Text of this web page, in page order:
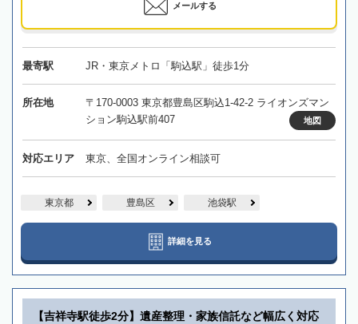
メールする
最寄駅 JR・東京メトロ「駒込駅」徒歩1分
所在地
〒170-0003 東京都豊島区駒込1-42-2 ライオンズマン
ション駒込駅前407
地図
対応エリア 東京、全国オンライン相談可
東京都 豊島区 池袋駅
詳細を見る
【吉祥寺駅徒歩2分】遺産整理・家族信託など幅広く対応